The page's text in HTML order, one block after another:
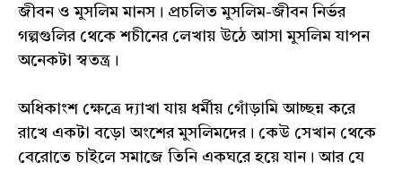
জীবন ও মুসলিম মানস। প্রচলিত মুসলিম-জীবন নির্ভর
গল্পগুলির থেকে শচীনের লেখায় উঠে আসা মুসলিম যাপন
অনেকটা স্বতন্ত্র।
অধিকাংশ ক্ষেত্রে দ্যাখা যায় ধর্মীয় গোঁড়ামি আচ্ছন্ন করে
রাখে একটা বড়ো অংশের মুসলিমদের। কেউ সেখান থেকে
বেরোতে চাইলে সমাজে তিনি একঘরে হয়ে যান। আর যে